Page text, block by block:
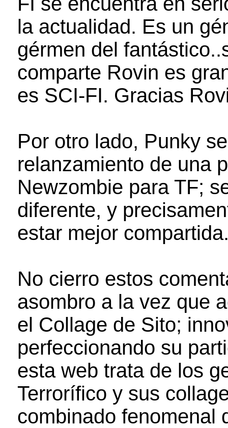
la actualidad. Es un
gérmen del
comparte Rovin es
es SCI-FI. Gracias
Por otro lado, Punky
relanzamiento de una
Newzombie para TF;
diferente, y
estar mejor
No cierro estos
asombro a la vez que
el Collage de Sito;
perfeccionando su
esta web trata de los
Terrorífico y sus
combinado fenomenal